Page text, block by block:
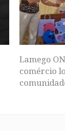
Lamego
comércio